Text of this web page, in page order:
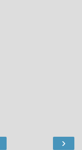
‹